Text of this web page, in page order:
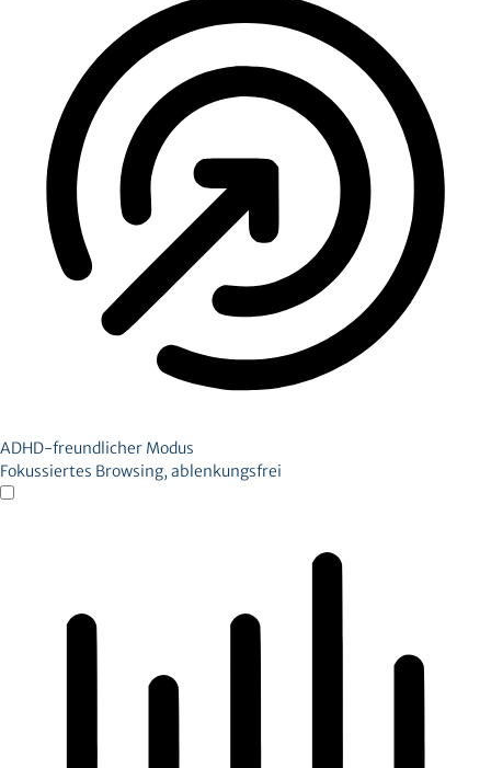
ADHD-freundlicher Modus
Fokussiertes Browsing, ablenkungsfrei